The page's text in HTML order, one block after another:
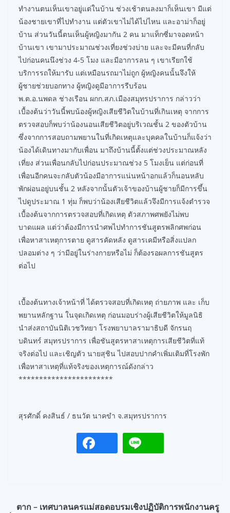
ทำงานตนเห็นเขาอยู่แต่ในบ้าน ช่วงเช้าตนลงมาก็เห็นเขา มีแต่
น้องชายเขาที่ไปทำงาน แต่ตัวเขาไม่ได้ไปไหน และอาม่าก็อยู่
บ้าน ส่วนวันนี้ตนเห็นผู้หญิงมากัน 2 คน มาแท็กซี่มาจอดหน้า
บ้านเขา เขามาประมาณช่วงเที่ยงช่วงบ่าย และจะมีคนที่กลับ
ไปก่อนคนนึงช่วง 4-5 โมง และมีอาการลน ๆ เขาเรียกใช้
บริการรถให้มารับ แต่เหมือนรถมาไม่ถูก ผู้หญิงคนนั้นจึงให้
ผู้ชายช่วยบอกทาง ผู้หญิงดูมีอาการรีบร้อน
พ.ต.อ.นพดล ช่างเรือน ผกก.สภ.เมืองสมุทรปราการ กล่าวว่า
เบื้องต้นว่าวันนี้พบน้องผู้หญิงเสียชีวิตในบ้านที่เกินเหตุ จากการ
ตรวจสอบก็พบว่าน้องนอนเสียชีวิตอยู่บริเวณชั้น 2 ของตัวบ้าน
ซึ่งจากการสอบถามพยานในที่เกิดเหตุและบุคคลในบ้านก็แจ้งว่า
น้องได้เดินทางมากับเพื่อน มาถึงบ้านนี้ตั้งแต่ช่วงประมาณหลัง
เที่ยง ส่วนเพื่อนกลับไปก่อนประมาณช่วง 5 โมงเย็น แต่ก่อนที่
เพื่อนอีกคนจะกลับตัวน้องมีอาการแน่นหน้าอกแล้วก็นอนหลับ
พักผ่อนอยู่บนชั้น 2 หลังจากนั้นตัวเจ้าของบ้านผู้ชายก็มีการขึ้น
ไปดูประมาณ 1 ทุ่ม ก็พบว่าน้องเสียชีวิตแล้วจึงมีการแจ้งตำรวจ
เบื้องต้นจากการตรวจสอบที่เกิดเหตุ ตัวสภาพศพยังไม่พบ
บาดแผล แต่ว่าต้องมีการนำศพไปทำการชันสูตรพลิกศพก่อน
เพื่อหาสาเหตุการตาย ดูสารคัดหลัง ดูสารเคมีหรือสิ่งแปลก
ปลอมต่าง ๆ ว่ามีอยู่ในร่างกายหรือไม่ ก็ต้องรอผลการชันสูตร
ต่อไป
เบื้องต้นทางเจ้าหน้าที่ ได้ตรวจสอบที่เกิดเหตุ ถ่ายภาพ และ เก็บ
พยานหลักฐาน ในจุดเกิดเหตุ ก่อนมอบร่างผู้เสียชีวิตให้มูลนิธิ
นำส่งสถาบันนิติเวชวิทยา โรงพยาบาลรามาธิบดี จักรนฤ
บดินทร์ สมุทรปราการ เพื่อชันสูตรหาสาเหตุการเสียชีวิตที่แท้
จริงต่อไป และเชิญตัว นายสุชิน ไปสอบปากคำเพิ่มเติมที่โรงพัก
เพื่อหาสาเหตุที่แท้จริงของเหตุการณ์ดังกล่าว
***********************
สุรศักดิ์ คงสินธ์ / ธนวัต นาคขำ จ.สมุทรปราการ
ตาก – เทศบาลนครแม่สอดอบรมเชิงปฏิบัติการพนักงานครู